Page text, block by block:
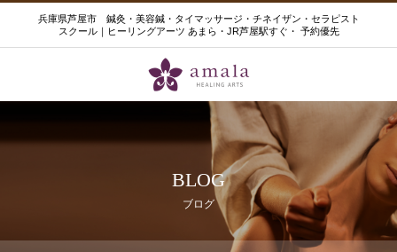
兵庫県芦屋市 鍼灸・美容鍼・タイマッサージ・チネイザン・セラピスト
スクール｜ヒーリングアーツ あまら・JR芦屋駅すぐ・ 予約優先
BLOG
ブログ